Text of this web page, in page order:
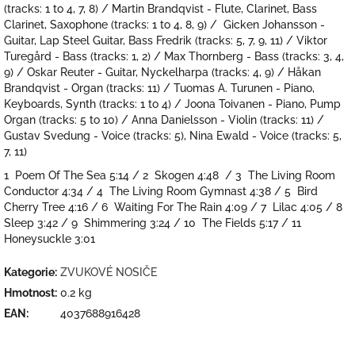
(tracks: 1 to 4, 7, 8) / Martin Brandqvist - Flute, Clarinet, Bass
Clarinet, Saxophone (tracks: 1 to 4, 8, 9) / Gicken Johansson -
Guitar, Lap Steel Guitar, Bass Fredrik (tracks: 5, 7, 9, 11) / Viktor
Turegård - Bass (tracks: 1, 2) / Max Thornberg - Bass (tracks: 3, 4,
9) / Oskar Reuter - Guitar, Nyckelharpa (tracks: 4, 9) / Håkan
Brandqvist - Organ (tracks: 11) / Tuomas A. Turunen - Piano,
Keyboards, Synth (tracks: 1 to 4) / Joona Toivanen - Piano, Pump
Organ (tracks: 5 to 10) / Anna Danielsson - Violin (tracks: 11) /
Gustav Svedung - Voice (tracks: 5), Nina Ewald - Voice (tracks: 5,
7, 11)
1 Poem Of The Sea 5:14 / 2 Skogen 4:48 / 3 The Living Room
Conductor 4:34 / 4 The Living Room Gymnast 4:38 / 5 Bird
Cherry Tree 4:16 / 6 Waiting For The Rain 4:09 / 7 Lilac 4:05 / 8
Sleep 3:42 / 9 Shimmering 3:24 / 10 The Fields 5:17 / 11
Honeysuckle 3:01
Kategorie: ZVUKOVÉ NOSIČE
Hmotnost: 0.2 kg
EAN : 4037688916428